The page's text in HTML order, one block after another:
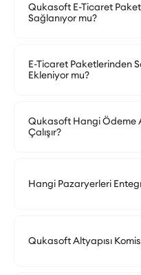
Qukasoft E-Ticaret
Sağlanıyor mu?
E-Ticaret Paketlerinden
Ekleniyor mu?
Qukasoft Hangi Ödeme
Çalışır?
Hangi Pazaryerleri
Qukasoft Altyapısı